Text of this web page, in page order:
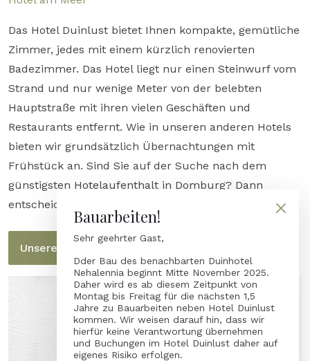
Bauarbeiten!
Sehr geehrter Gast,
Dder Bau des benachbarten Duinhotel
Nehalennia beginnt Mitte November 2025.
Daher wird es ab diesem Zeitpunkt von
Montag bis Freitag für die nächsten 1,5
Jahre zu Bauarbeiten neben Hotel Duinlust
kommen. Wir weisen darauf hin, dass wir
hierfür keine Verantwortung übernehmen
und Buchungen im Hotel Duinlust daher auf
eigenes Risiko erfolgen.
Das Hotel Duinlust bietet Ihnen kompakte, gemütliche
Zimmer, jedes mit einem kürzlich renovierten
Badezimmer. Das Hotel liegt nur einen Steinwurf vom
Strand und nur wenige Meter von der belebten
Hauptstraße mit ihren vielen Geschäften und
Restaurants entfernt. Wie in unseren anderen Hotels
bieten wir grundsätzlich Übernachtungen mit
Frühstück an. Sind Sie auf der Suche nach dem
günstigsten Hotelaufenthalt in Domburg? Dann
entscheiden Sie sich für das Hotel Duinlust!
Unsere Zimmer